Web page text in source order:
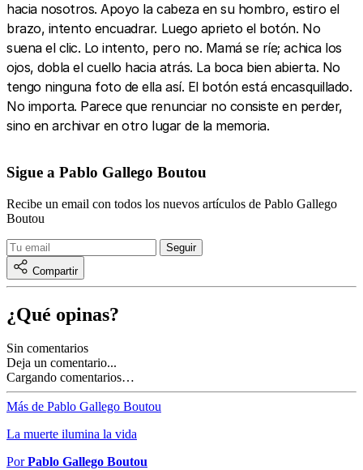
hacia nosotros. Apoyo la cabeza en su hombro, estiro el
brazo, intento encuadrar. Luego aprieto el botón. No
suena el clic. Lo intento, pero no. Mamá se ríe; achica los
ojos, dobla el cuello hacia atrás. La boca bien abierta. No
tengo ninguna foto de ella así. El botón está encasquillado.
No importa. Parece que renunciar no consiste en perder,
sino en archivar en otro lugar de la memoria.
Sigue a Pablo Gallego Boutou
Recibe un email con todos los nuevos artículos de Pablo Gallego
Boutou
Compartir
¿Qué opinas?
Sin comentarios
Deja un comentario...
Cargando comentarios…
Más de Pablo Gallego Boutou
La muerte ilumina la vida
PorPablo Gallego Boutou